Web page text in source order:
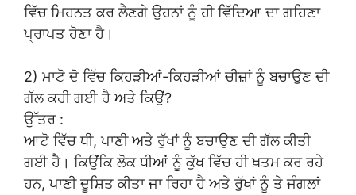
ਵਿੱਚ ਮਿਹਨਤ ਕਰ ਲੈਣਗੇ ਉਹਨਾਂ ਨੂੰ ਹੀ ਵਿੱਦਿਆ ਦਾ ਗਹਿਣਾ
ਪ੍ਰਾਪਤ ਹੋਣਾ ਹੈ।
2) ਮਾਟੋ ਦੋ ਵਿੱਚ ਕਿਹੜੀਆਂ-ਕਿਹੜੀਆਂ ਚੀਜ਼ਾਂ ਨੂੰ ਬਚਾਉਣ ਦੀ
ਗੱਲ ਕਹੀ ਗਈ ਹੈ ਅਤੇ ਕਿਉਂ?
ਉੱਤਰ :
ਆਟੋ ਵਿੱਚ ਧੀ, ਪਾਣੀ ਅਤੇ ਰੁੱਖਾਂ ਨੂੰ ਬਚਾਉਣ ਦੀ ਗੱਲ ਕੀਤੀ
ਗਈ ਹੈ। ਕਿਉਂਕਿ ਲੋਕ ਧੀਆਂ ਨੂੰ ਕੁੱਖ ਵਿੱਚ ਹੀ ਖ਼ਤਮ ਕਰ ਰਹੇ
ਹਨ, ਪਾਣੀ ਦੂਸ਼ਿਤ ਕੀਤਾ ਜਾ ਰਿਹਾ ਹੈ ਅਤੇ ਰੁੱਖਾਂ ਨੂੰ ਤੇ ਜੰਗਲਾਂ